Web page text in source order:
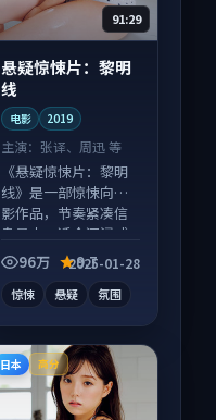
91:29
悬疑惊悚片：黎明
线
电影 2019
主演： 张译、周迅 等
《悬疑惊悚片：黎明
线》是一部惊悚向电
影作品，节奏紧凑信
息量大，适合沉浸式
追看。
96万 9.7
2025-01-28
惊悚 悬疑 氛围
日本 高分